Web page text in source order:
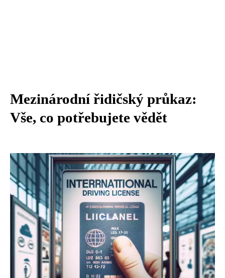
Mezinárodní řidičský průkaz:
Vše, co potřebujete vědět